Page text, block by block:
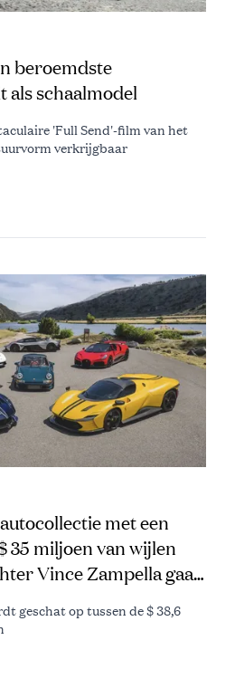
beroemdste
als schaalmodel
'Full Send'-film van het
verkrijgbaar
met een
35 miljoen van wijlen
Vince Zampella gaat
geschat op tussen de $ 38,6